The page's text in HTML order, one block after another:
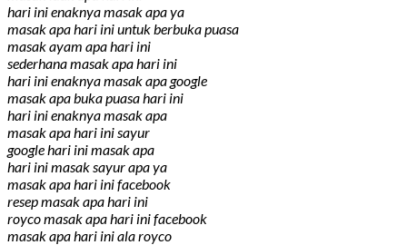
hari ini enaknya masak apa ya
masak apa hari ini untuk berbuka puasa
masak ayam apa hari ini
sederhana masak apa hari ini
hari ini enaknya masak apa google
masak apa buka puasa hari ini
hari ini enaknya masak apa
masak apa hari ini sayur
google hari ini masak apa
hari ini masak sayur apa ya
masak apa hari ini facebook
resep masak apa hari ini
royco masak apa hari ini facebook
masak apa hari ini ala royco